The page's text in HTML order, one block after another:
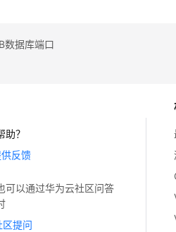
数据库端口
？
反馈
可以通过华为云社区问答
区提问